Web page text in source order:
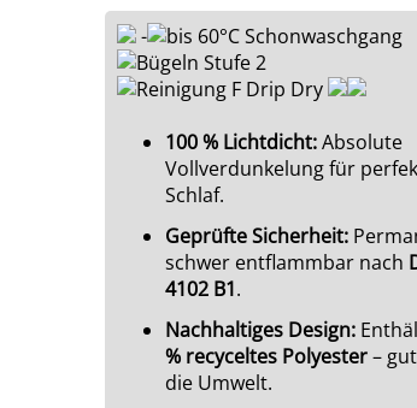
-
100 % Lichtdicht:Absolute
Vollverdunkelung für
Schlaf.
Geprüfte Sicherheit:
schwer entflammbar nach
4102 B1.
Nachhaltiges Design:
% recyceltes Polyester–
die Umwelt.